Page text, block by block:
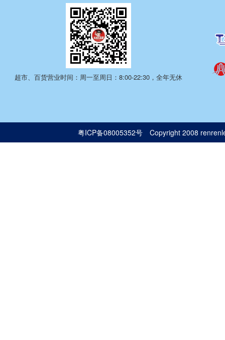
超市、百货营业时间：周一至周日：8:00-22:30，全年无休
粤ICP备08005352号Copyright 2008